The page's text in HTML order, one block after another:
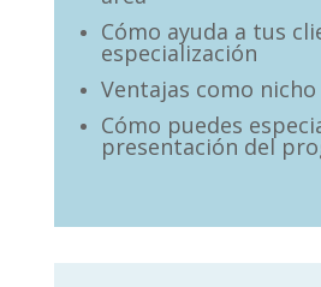
Cómo ayuda a tus
especialización
Ventajas como
Cómo puedes
presentación del